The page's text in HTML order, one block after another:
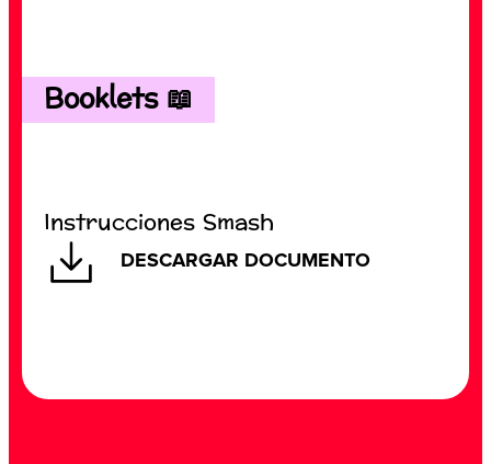
Booklets 📖
Instrucciones Smash
DESCARGAR DOCUMENTO